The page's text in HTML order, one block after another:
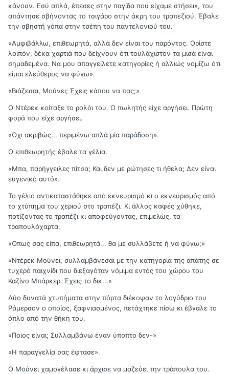
κάνουν. Εσύ απλά, έπεσες στην παγίδα που είχαμε στήσει», του
απάντησε σβήνοντας το τσιγάρο στην άκρη του τραπεζιού. Έβαλε
την σβηστή γόπα στην τσέπη του παντελονιού του.
«Αμφιβάλλω, επιθεωρητά, αλλά δεν είναι του παρόντος. Ορίστε
λοιπόν, δέκα χαρτιά που δείχνουν ότι τουλάχιστον τα μισά είναι
σημαδεμένα. Να μου απαγγείλετε κατηγορίες ή αλλιώς νομίζω ότι
είμαι ελεύθερος να φύγω».
«Βιάζεσαι, Μούνει; Έχεις κάπου να πας;»
Ο Ντέρεκ κοίταξε το ρολόι του. Ο πωλητής είχε αργήσει. Πρώτη
φορά που είχε αργήσει.
«Όχι ακριβώς... περιμένω απλά μία παράδοση».
Ο επιθεωρητής έβαλε τα γέλια.
«Μπα, παρήγγειλες πίτσα; Και δεν με ρώτησες τι ήθελα; Δεν είναι
ευγενικό αυτό».
Το γέλιο αντικαταστάθηκε από εκνευρισμό κι ο εκνευρισμός από
το χτύπημα του χεριού στο τραπέζι. Κι άλλος καφές χύθηκε,
ποτίζοντας το τραπέζι κι αποφεύγοντας, επιμελώς, τα
τραπουλόχαρτα.
«Όπως σας είπα, επιθεωρητά... θα με συλλάβετε ή να φύγω;»
«Ντέρεκ Μούνει, συλλαμβάνεσαι με την κατηγορία της απάτης σε
τυχερό παιχνίδι που διεξαγόταν νόμιμα εντός του χώρου του
Καζίνο Μπάρκερ. Έχεις το δικ...»
Δύο δυνατά χτυπήματα στην πόρτα διέκοψαν το λογύδριο του
Ράμερσον ο οποίος, ξαφνιασμένος, πετάχτηκε πίσω κι έβγαλε το
όπλο από την θήκη του.
«Ποιος είναι; Συλλαμβάνω έναν ύποπτο δεν-»
«Η παραγγελία σας έφτασε».
Ο Μούνει χαμογέλασε κι άρχισε να μαζεύει την τράπουλα του.